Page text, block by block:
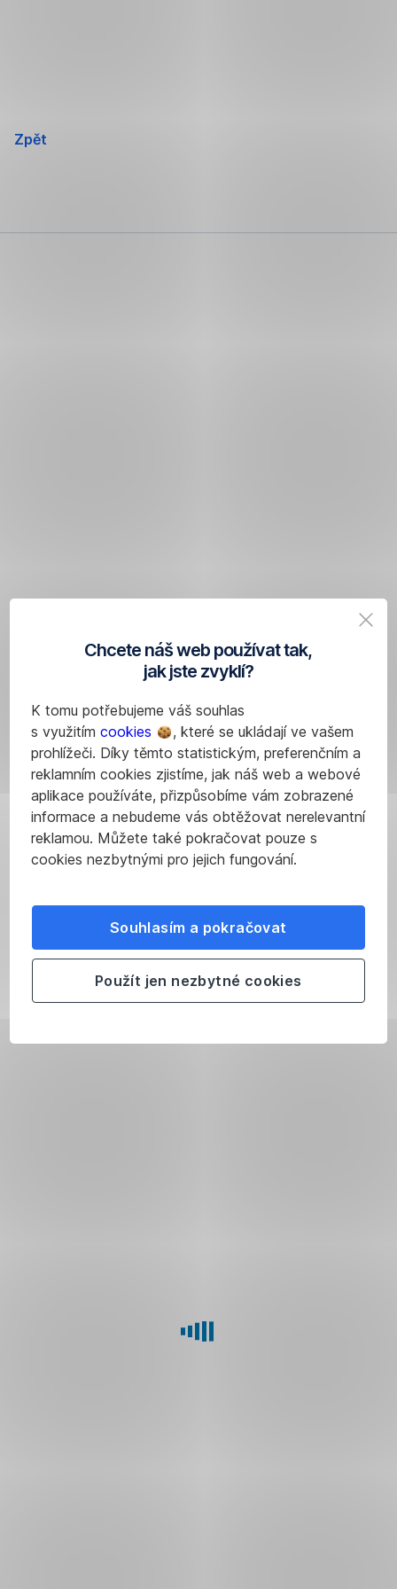
Chcete náš web používat tak,
jak jste zvyklí?
K tomu potřebujeme váš souhlas
s využitím cookies
, které se ukládají ve vašem
prohlížeči. Díky těmto statistickým, preferenčním a
reklamním cookies zjistíme, jak náš web a webové
aplikace používáte, přizpůsobíme vám zobrazené
informace a nebudeme vás obtěžovat nerelevantní
reklamou. Můžete také pokračovat pouze s
cookies nezbytnými pro jejich fungování.
Souhlasím a pokračovat
Použít jen nezbytné cookies
Zpět